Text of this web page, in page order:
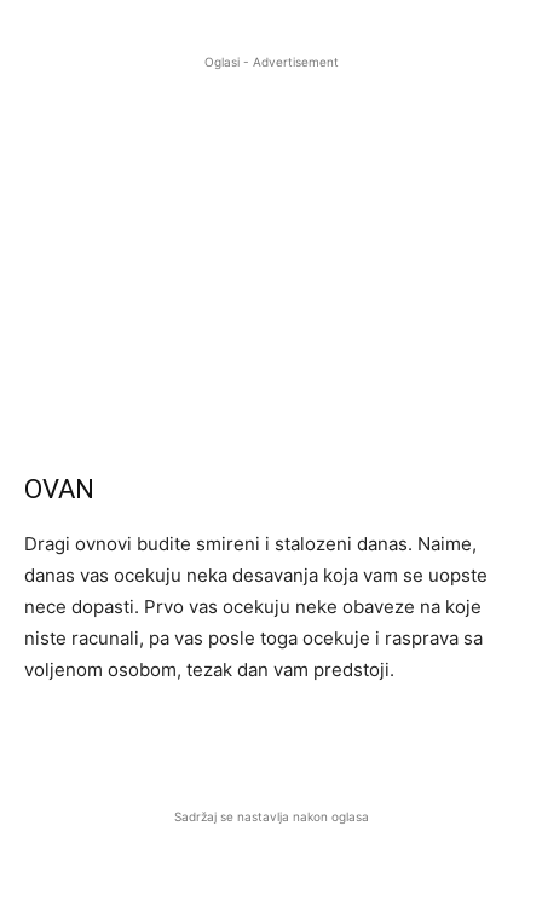
Oglasi - Advertisement
OVAN
Dragi ovnovi budite smireni i stalozeni danas. Naime,
danas vas ocekuju neka desavanja koja vam se uopste
nece dopasti. Prvo vas ocekuju neke obaveze na koje
niste racunali, pa vas posle toga ocekuje i rasprava sa
voljenom osobom, tezak dan vam predstoji.
Sadržaj se nastavlja nakon oglasa